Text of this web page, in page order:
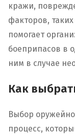
кражи,
факторов,
помогает
боеприпасов в
ним в случае
Как
Выбор
процесс,